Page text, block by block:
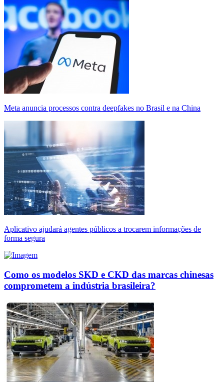
Meta anuncia processos contra deepfakes no Brasil e na China
Aplicativo ajudará agentes públicos a trocarem informações de
forma segura
Como os modelos SKD e CKD das marcas chinesas
comprometem a indústria brasileira?